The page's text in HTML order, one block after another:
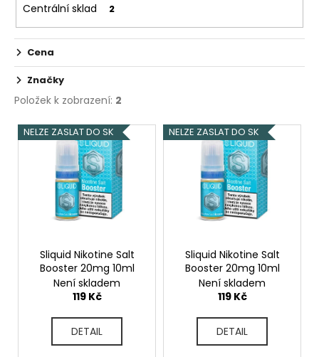
Centrální sklad 2
Cena
Značky
Položek k zobrazení: 2
V
ý
NELZE ZASLAT DO SK
Sliquid Nikotine Salt
Booster 20mg 10ml
Není skladem
119 Kč
DETAIL
NELZE ZASLAT DO SK
Sliquid Nikotine Salt
Booster 20mg 10ml
Není skladem
119 Kč
DETAIL
č
u
j
e
m